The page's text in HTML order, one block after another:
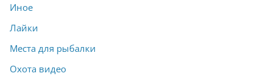
Иное
Лайки
Места для рыбалки
Охота видео